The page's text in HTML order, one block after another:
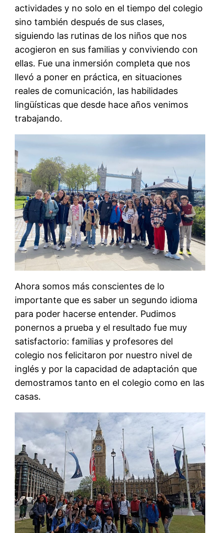
actividades y no solo en el tiempo del colegio
sino también después de sus clases,
siguiendo las rutinas de los niños que nos
acogieron en sus familias y conviviendo con
ellas. Fue una inmersión completa que nos
llevó a poner en práctica, en situaciones
reales de comunicación, las habilidades
lingüísticas que desde hace años venimos
trabajando.
Ahora somos más conscientes de lo
importante que es saber un segundo idioma
para poder hacerse entender. Pudimos
ponernos a prueba y el resultado fue muy
satisfactorio: familias y profesores del
colegio nos felicitaron por nuestro nivel de
inglés y por la capacidad de adaptación que
demostramos tanto en el colegio como en las
casas.